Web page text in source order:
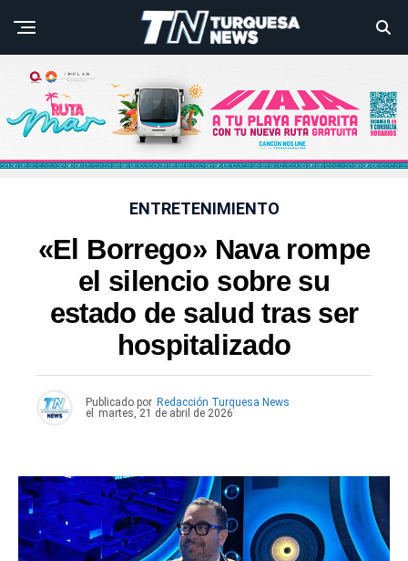
ENTRETENIMIENTO
«El Borrego» Nava rompe
el silencio sobre su
estado de salud tras ser
hospitalizado
Publicado por Redacción Turquesa News
el
martes, 21 de abril de 2026